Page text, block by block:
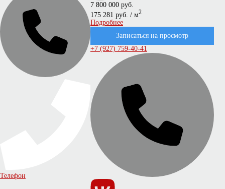
Телефон
7 800 000 руб.
175 281 руб. / м2
Подробнее
Записаться на просмотр
+7 (927) 759-40-41